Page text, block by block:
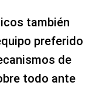
también
preferido
de
todo ante